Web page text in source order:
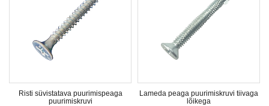
Risti süvistatava puurimispeaga
puurimiskruvi
Lameda peaga puurimiskruvi tiivaga
lõikega